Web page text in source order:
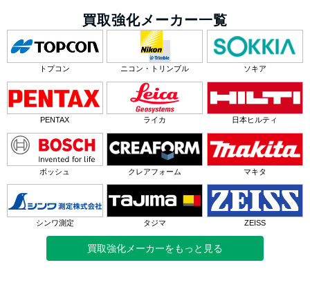
買取強化メーカー一覧
トプコン ニコン・トリンブル ソキア
PENTAX ライカ 日本ヒルティ
ボッシュ クレアフォーム マキタ
シンワ測定 タジマ ZEISS
買取強化メーカーをもっと見る